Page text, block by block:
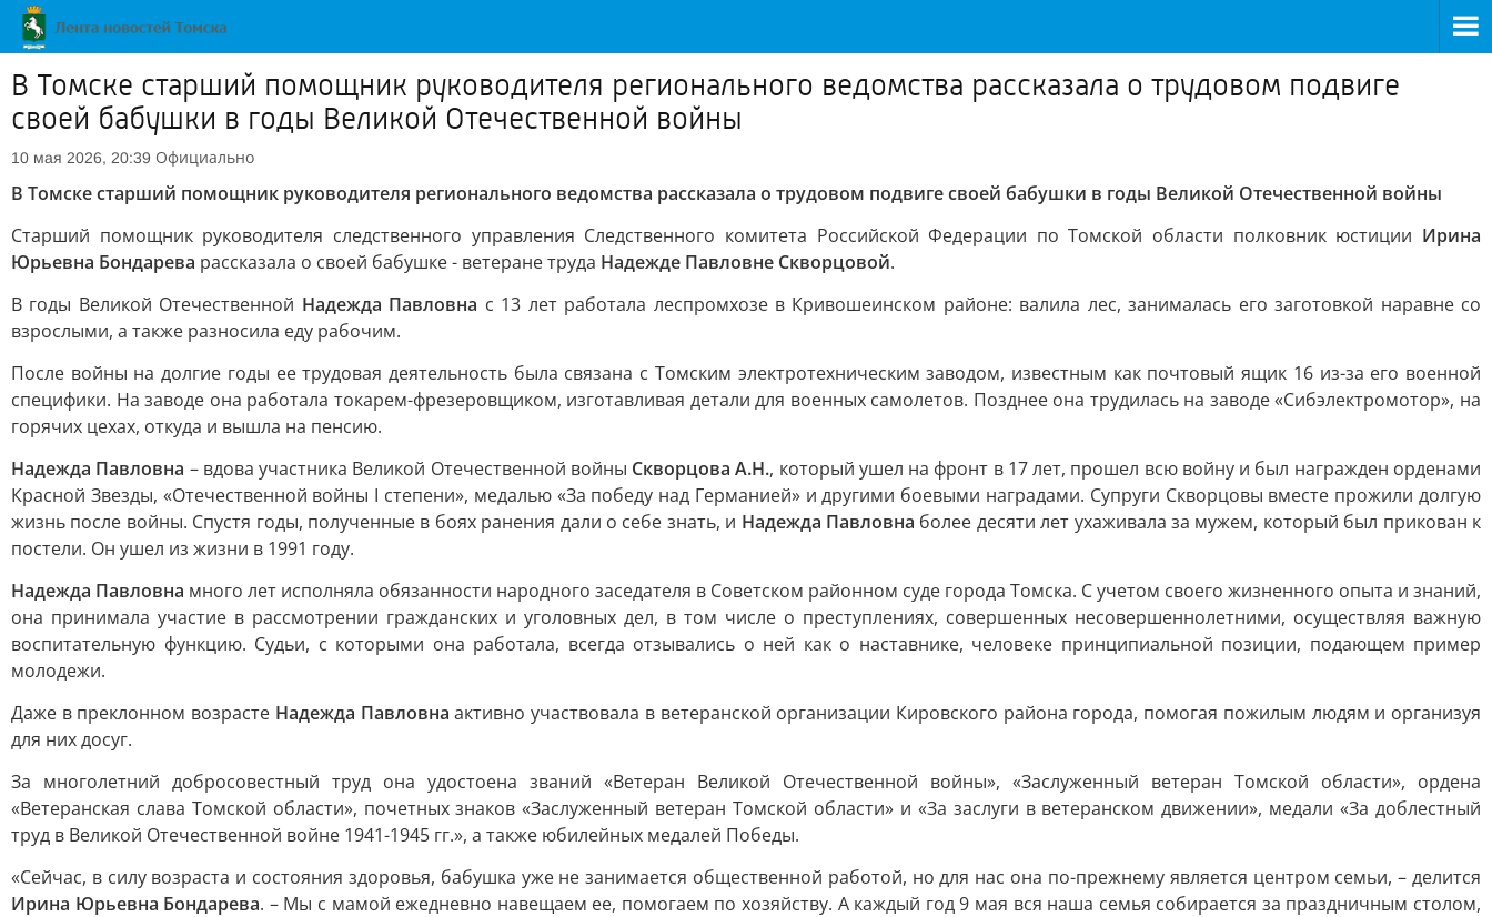
В Томске старший помощник руководителя регионального ведомства рассказала о трудовом подвиге
своей бабушки в годы Великой Отечественной войны
10 мая 2026, 20:39 Официально
В Томске старший помощник руководителя регионального ведомства рассказала о трудовом подвиге своей бабушки в годы Великой Отечественной войны
Старший помощник руководителя следственного управления Следственного комитета Российской Федерации по Томской области полковник юстиции Ирина
Юрьевна Бондарева рассказала о своей бабушке - ветеране труда Надежде Павловне Скворцовой.
В годы Великой Отечественной Надежда Павловна с 13 лет работала леспромхозе в Кривошеинском районе: валила лес, занималась его заготовкой наравне со
взрослыми, а также разносила еду рабочим.
После войны на долгие годы ее трудовая деятельность была связана с Томским электротехническим заводом, известным как почтовый ящик 16 из-за его военной
специфики. На заводе она работала токарем-фрезеровщиком, изготавливая детали для военных самолетов. Позднее она трудилась на заводе «Сибэлектромотор», на
горячих цехах, откуда и вышла на пенсию.
Надежда Павловна – вдова участника Великой Отечественной войны Скворцова А.Н., который ушел на фронт в 17 лет, прошел всю войну и был награжден орденами
Красной Звезды, «Отечественной войны I степени», медалью «За победу над Германией» и другими боевыми наградами. Супруги Скворцовы вместе прожили долгую
жизнь после войны. Спустя годы, полученные в боях ранения дали о себе знать, и Надежда Павловна более десяти лет ухаживала за мужем, который был прикован к
постели. Он ушел из жизни в 1991 году.
Надежда Павловна много лет исполняла обязанности народного заседателя в Советском районном суде города Томска. С учетом своего жизненного опыта и знаний,
она принимала участие в рассмотрении гражданских и уголовных дел, в том числе о преступлениях, совершенных несовершеннолетними, осуществляя важную
воспитательную функцию. Судьи, с которыми она работала, всегда отзывались о ней как о наставнике, человеке принципиальной позиции, подающем пример
молодежи.
Даже в преклонном возрасте Надежда Павловна активно участвовала в ветеранской организации Кировского района города, помогая пожилым людям и организуя
для них досуг.
За многолетний добросовестный труд она удостоена званий «Ветеран Великой Отечественной войны», «Заслуженный ветеран Томской области», ордена
«Ветеранская слава Томской области», почетных знаков «Заслуженный ветеран Томской области» и «За заслуги в ветеранском движении», медали «За доблестный
труд в Великой Отечественной войне 1941-1945 гг.», а также юбилейных медалей Победы.
«Сейчас, в силу возраста и состояния здоровья, бабушка уже не занимается общественной работой, но для нас она по-прежнему является центром семьи, – делится
Ирина Юрьевна Бондарева. – Мы с мамой ежедневно навещаем ее, помогаем по хозяйству. А каждый год 9 мая вся наша семья собирается за праздничным столом,